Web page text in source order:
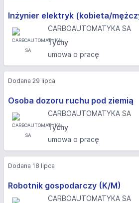
Inżynier elektryk (kobieta/
CARBOAUTOMATYKA SA
Tychy
umowa o pracę
Osoba dozoru ruchu pod ziemią
CARBOAUTOMATYKA SA
Tychy
umowa o pracę
Dodana 29 lipca
Robotnik gospodarczy (K/M)
CARBOAUTOMATYKA SA
Dodana 18 lipca